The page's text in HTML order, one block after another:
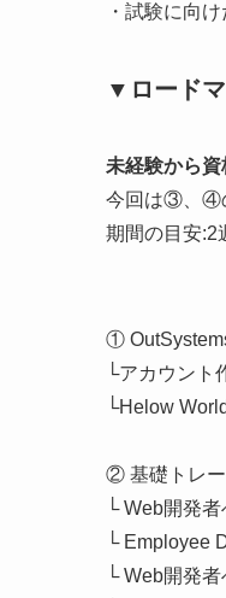
・試験に向
▼ロード
未経験から
今回は③、④
期間の目安:2
①
└アカウント
└Helow
② 基礎トレ
└ Web開発
└ Employee
└ Web開発